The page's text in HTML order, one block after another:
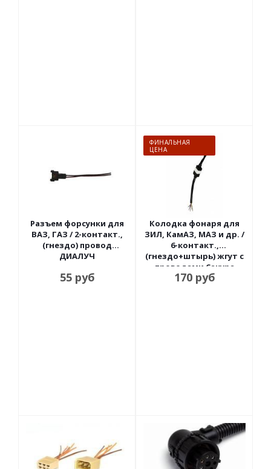
Разъем форсунки для
ВАЗ, ГАЗ / 2-контакт.,
(гнездо) провод
ДИАЛУЧ
55руб
ФИНАЛЬНАЯ
ЦЕНА
Колодка фонаря для
ЗИЛ, КамАЗ, МАЗ и др. /
6-контакт.,
(гнездо+штырь) жгут с
проводами Сакура
170руб